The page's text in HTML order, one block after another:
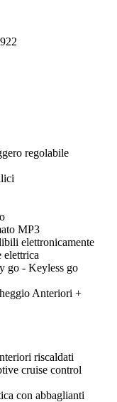
regolabile
MP3
elettronicamente
elettrica
go - Keyless go
Anteriori +
riscaldati
cruise control
con abbaglianti